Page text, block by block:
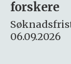
15.09.2026